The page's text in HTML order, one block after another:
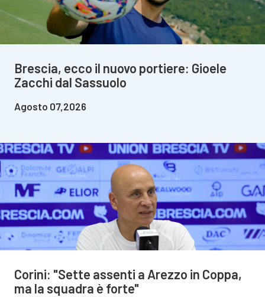
Brescia, ecco il nuovo portiere: Gioele
Zacchi dal Sassuolo
Agosto 07,2026
Corini: "Sette assenti a Arezzo in Coppa,
ma la squadra è forte"